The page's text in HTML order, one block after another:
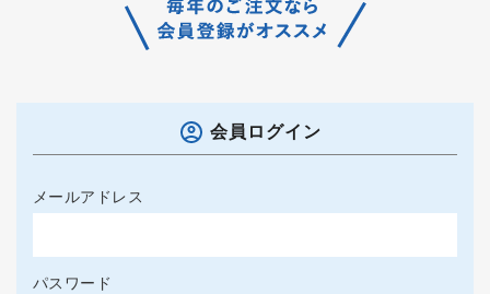
会員ログイン
メールアドレス
パスワード